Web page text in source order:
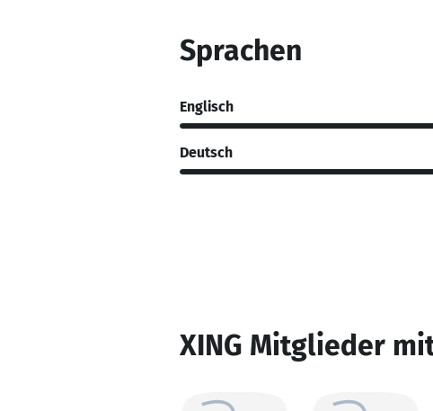
Sprachen
Englisch
Deutsch
XING Mitglieder